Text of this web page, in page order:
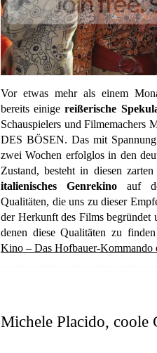
Vor etwas mehr als einem
bereits einigereißerische
Schauspielers und Filmemachers
DES BÖSEN. Das mit
zwei Wochen erfolglos in den
Zustand, besteht in diesen
italienisches Genrekinoauf
Qualitäten, die uns zu dieser
der Herkunft des Films
denen diese Qualitäten zu
Kino – Das Hofbauer-Kommando
Michele Placido, coole